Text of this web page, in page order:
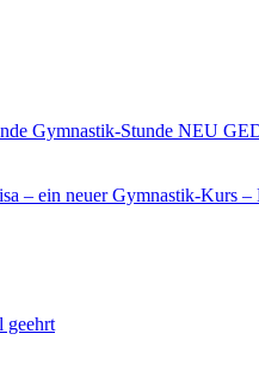
Gymnastik-Stunde NEU
ein neuer Gymnastik-Kurs –
geehrt